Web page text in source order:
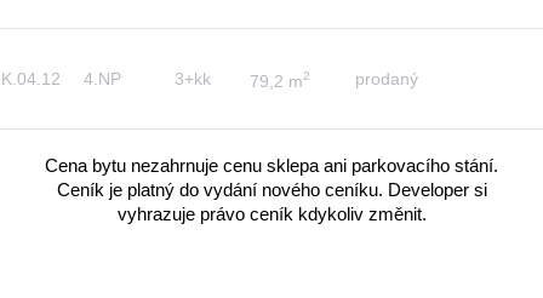
K.04.12 4.NP 3+kk 79,2 m2 prodaný
Cena bytu nezahrnuje cenu sklepa ani parkovacího stání.
Ceník je platný do vydání nového ceníku. Developer si
vyhrazuje právo ceník kdykoliv změnit.